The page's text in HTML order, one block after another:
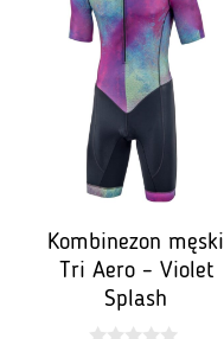
Kombinezon męski
Tri Aero – Violet
Splash